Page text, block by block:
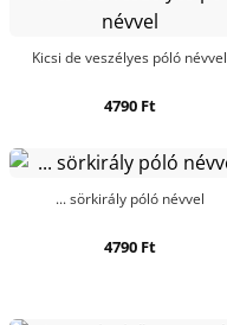
Kicsi de veszélyes póló névvel
4790 Ft
... sörkirály póló névvel
4790 Ft